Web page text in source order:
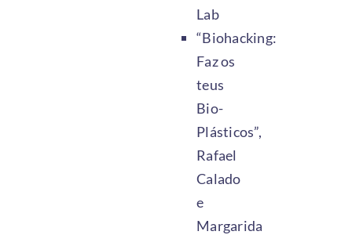
Lab
“Biohacking:
Faz os
teus
Bio-
Plásticos”,
Rafael
Calado
e
Margarida